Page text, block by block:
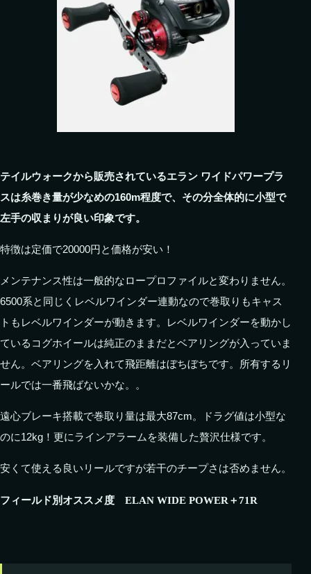
テイルウォークから販売されているエラン ワイドパワープラ
スは糸巻き量が少なめの160m程度で、その分全体的に小型で
左手の収まりが良い印象です。
特徴は定価で20000円と価格が安い！
メンテナンス性は一般的なロープロファイルと変わりません。
6500系と同じくレベルワインダー連動なので巻取りもキャス
トもレベルワインダーが動きます。レベルワインダーを動かし
ているコグホイールは純正のままだとベアリングが入っていま
せん。ベアリングを入れて飛距離はぼちぼちです。所有するリ
ールでは一番飛ばないかな。。
遠心ブレーキ搭載で巻取り量は最大87cm。ドラグ値は小型な
のに12kg！更にラインアラームを装備した贅沢仕様です。
安くて使える良いリールですが若干のチープさは否めません。
フィールド別オススメ度 ELAN WIDE POWER＋71R